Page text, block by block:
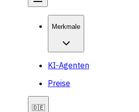
Merkmale
KI-Agenten
Preise
🇩🇪